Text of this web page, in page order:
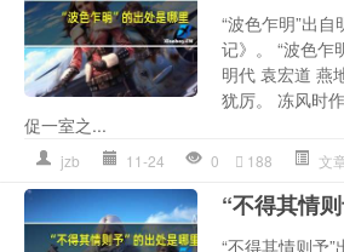
“波色乍明”出
记》。 “波色乍
明代 袁宏道 燕
犹厉。 冻风时
促一室之...
jzb 11-24 0 188 文
“不得其情
“不得其情则予